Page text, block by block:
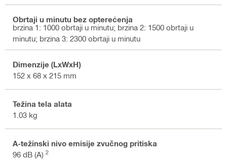
Obrtaji u minutu bez opterećenja
brzina 1: 1000 obrtaji u minutu; brzina 2: 1500 obrtaji u
minutu; brzina 3: 2300 obrtaji u minutu
Dimenzije (LxWxH)
152 x 68 x 215 mm
Težina tela alata
1.03 kg
A-težinski nivo emisije zvučnog pritiska
96 dB (A) 2